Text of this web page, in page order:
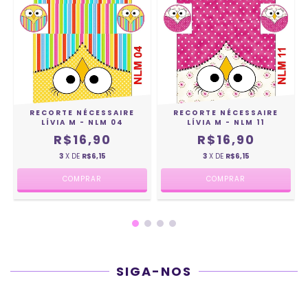
RECORTE NÉCESSAIRE
LÍVIA M - NLM 04
R$16,90
3 X DE R$6,15
RECORTE NÉCESSAIRE
LÍVIA M - NLM 11
R$16,90
3 X DE R$6,15
SIGA-NOS